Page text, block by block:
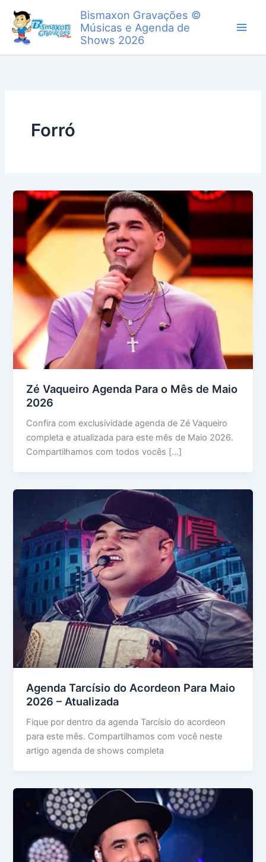
para
Bismaxon Gravações ©
Músicas e Agenda de
Shows 2026
Forró
Zé Vaqueiro Agenda Para o Mês de Maio
2026
Confira com exclusividade agenda de Zé Vaqueiro
completa e atualizada para este mês de Maio 2026.
Compartilhamos com todos vocês […]
Agenda Tarcísio do Acordeon Para Maio
2026 – Atualizada
Fique por dentro da agenda Tarcísio do acordeon
para este mês. Compartilhamos com você neste
artigo agenda de shows completa